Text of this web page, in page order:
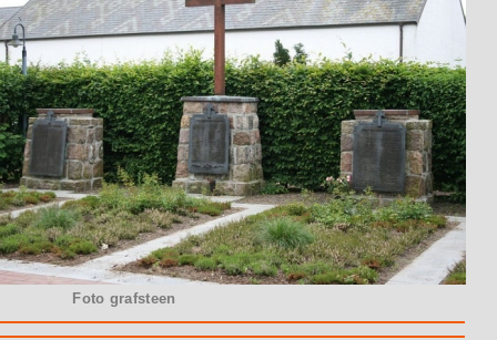
Foto grafsteen